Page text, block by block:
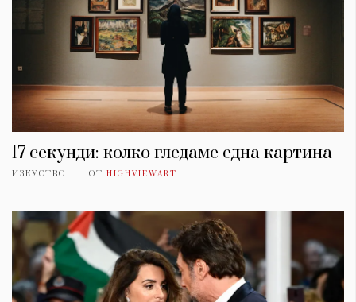
17 секунди: колко гледаме една картина
ИЗКУСТВО ОТ HIGHVIEWART